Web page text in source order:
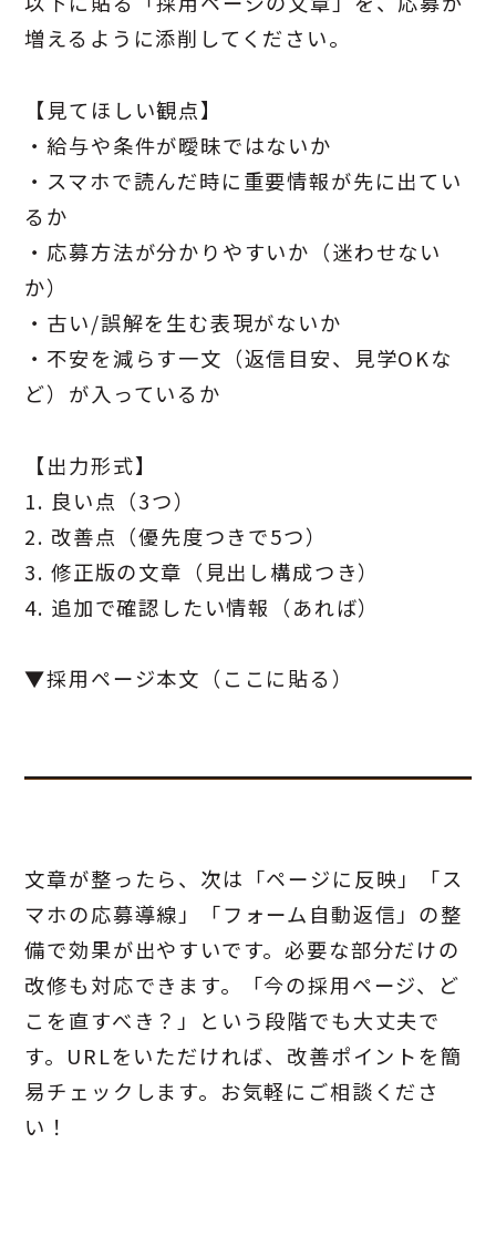
増えるように添削してください。
【見てほしい観点】
・給与や条件が曖昧ではないか
・スマホで読んだ時に重要情報が先に出てい
るか
・応募方法が分かりやすいか（迷わせない
か）
・古い/誤解を生む表現がないか
・不安を減らす一文（返信目安、見学OKな
ど）が入っているか
【出力形式】
1. 良い点（3つ）
2. 改善点（優先度つきで5つ）
3. 修正版の文章（見出し構成つき）
4. 追加で確認したい情報（あれば）
▼採用ページ本文（ここに貼る）
文章が整ったら、次は「ページに反映」「ス
マホの応募導線」「フォーム自動返信」の整
備で効果が出やすいです。必要な部分だけの
改修も対応できます。「今の採用ページ、ど
こを直すべき？」という段階でも大丈夫で
す。URLをいただければ、改善ポイントを簡
易チェックします。お気軽にご相談くださ
い！